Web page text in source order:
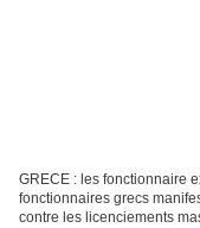
GRECE : les fonctionnaire
fonctionnaires grecs
contre les licenciements